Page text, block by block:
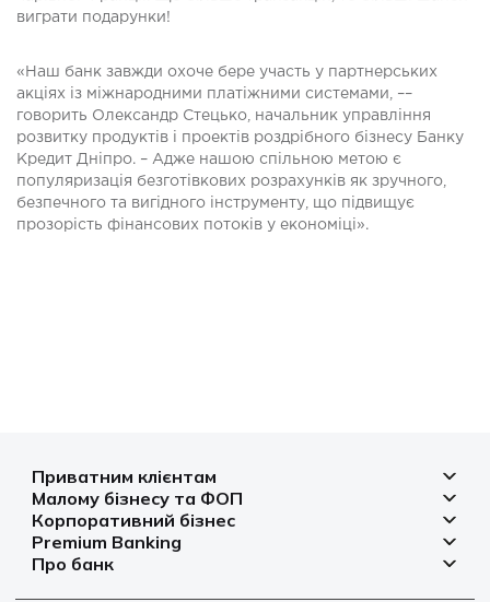
виграти подарунки!
«Наш банк завжди охоче бере участь у партнерських
акціях із міжнародними платіжними системами, ––
говорить Олександр Стецько, начальник управління
розвитку продуктів і проектів роздрібного бізнесу Банку
Кредит Дніпро. – Адже нашою спільною метою є
популяризація безготівкових розрахунків як зручного,
безпечного та вигідного інструменту, що підвищує
прозорість фінансових потоків у економіці».
Приватним клієнтам
Депозити
Кредити
Платіжні картки
Платежі
Малому бізнесу та ФОП
Рахунок для бізнесу
Фінансування
Корпоративний бізнес
Рахунки і платежі
Депозити
Premium Banking
Депозити
Платіжні картки
Про банк